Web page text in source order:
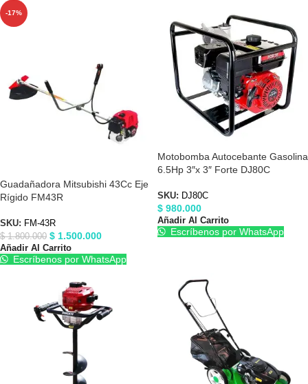
-17%
Guadañadora Mitsubishi 43Cc Eje
Rígido FM43R
SKU: FM-43R
$1.800.000 $ 1.500.000
Añadir Al Carrito
Escríbenos por WhatsApp
Motobomba Autocebante Gasolina
6.5Hp 3″x 3″ Forte DJ80C
SKU: DJ80C
$ 980.000
Añadir Al Carrito
Escríbenos por WhatsApp